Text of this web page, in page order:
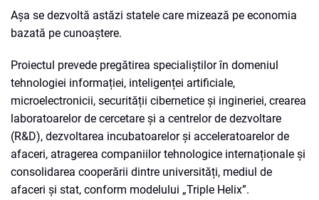
Așa se dezvoltă astăzi statele care mizează pe economia
bazată pe cunoaștere.
Proiectul prevede pregătirea specialiștilor în domeniul
tehnologiei informației, inteligenței artificiale,
microelectronicii, securității cibernetice și ingineriei, crearea
laboratoarelor de cercetare și a centrelor de dezvoltare
(R&D), dezvoltarea incubatoarelor și acceleratoarelor de
afaceri, atragerea companiilor tehnologice internaționale și
consolidarea cooperării dintre universități, mediul de
afaceri și stat, conform modelului „Triple Helix”.